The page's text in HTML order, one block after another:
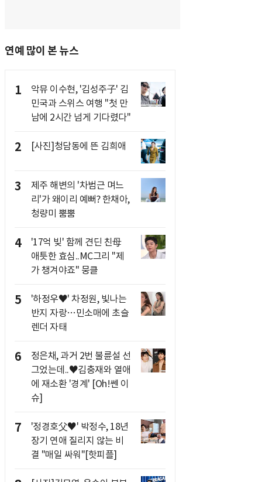
연예 많이 본 뉴스
1
악뮤 이수현, '김성주子' 김
민국과 스위스 여행 "첫 만
남에 2시간 넘게 기다렸다"
2 [사진]청담동에 뜬 김희애
3
제주 해변의 '차범근 며느
리'가 왜이리 예뻐? 한채아,
청량미 뿜뿜
4
'17억 빚' 함께 견딘 친母
애틋한 효심..MC그리 "제
가 챙겨야죠" 뭉클
5
'하정우♥' 차정원, 빛나는
반지 자랑…민소매에 초슬
렌더 자태
6
정은채, 과거 2번 불륜설 선
그었는데..♥김충재와 열애
에 재소환 '경계' [Oh!쎈 이
슈]
7
'정경호父♥' 박정수, 18년
장기 연애 질리지 않는 비
결 "매일 싸워"[핫피플]